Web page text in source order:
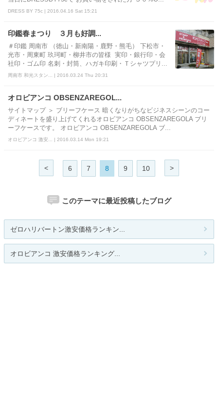
DRESS BY 75c | 2016.04.16 Sat 15:21
印鑑春まつり ３月も好調...
＃印鑑 周南市 （徳山・新南陽・鹿野・熊毛） 下松市・
光市・周東町 玖珂町・柳井市の皆様 実印・銀行印・会
社印・ゴム印 名刺・封筒、ハガキ印刷・Ｔシャツプリ...
周南市 和光スタン... | 2016.03.24 Thu 20:31
オロビアンコ OBSENZAREGOL...
サイトマップ ＞ ブリーフケース 暗くなりがちなビジネスシーンのコー
ディネートを盛り上げてくれるオロビアンコ OBSENZAREGOLA ブリ
ーフケースです。 オロビアンコ OBSENZAREGOLA ブ...
オロビアンコ 激安... | 2016.03.14 Mon 19:21
< 6 7 8 9 10 >
このテーマに最近投稿したブログ
ゼロハリバートン激安価格ランキン...
オロビアンコ 激安価格ランキング...